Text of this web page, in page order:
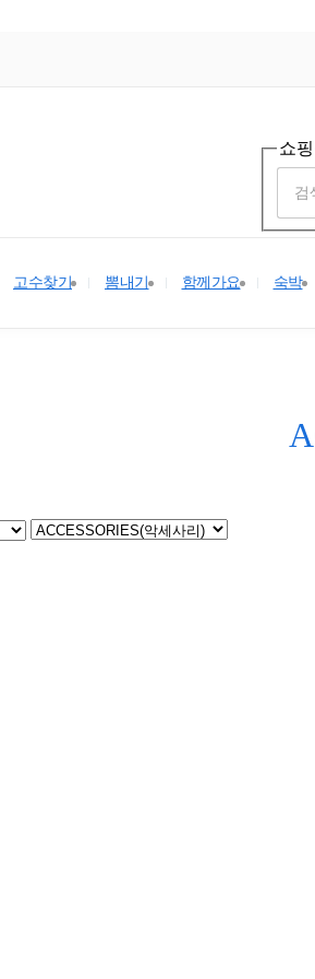
쇼
고수찾기 뽐내기 함께가요 숙박